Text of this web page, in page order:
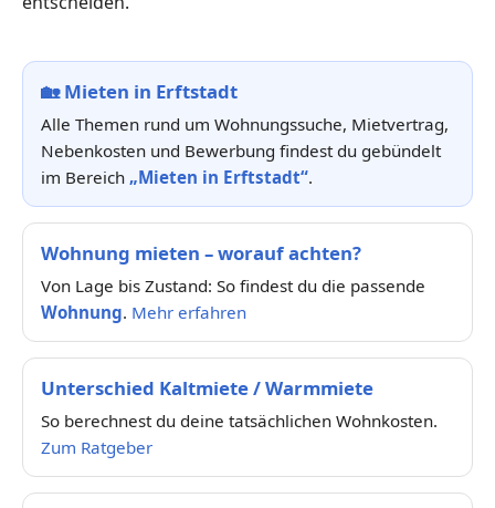
🏡Mieten in Erftstadt
Alle Themen rund um Wohnungssuche, Mietvertrag,
Nebenkosten und Bewerbung findest du gebündelt
im Bereich „Mieten in Erftstadt“.
Wohnung mieten – worauf achten?
Von Lage bis Zustand: So findest du die passende
Wohnung. Mehr erfahren
Unterschied Kaltmiete / Warmmiete
So berechnest du deine tatsächlichen Wohnkosten.
Zum Ratgeber